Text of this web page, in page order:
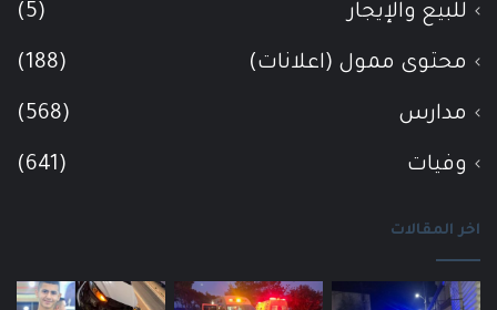
للبيع والإيجار (5)
محتوى ممول (اعلانات) (188)
مدارس (568)
وفيات (641)
اخر المقالات